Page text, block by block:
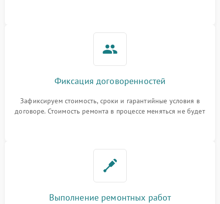
Фиксация договоренностей
Зафиксируем стоимость, сроки и гарантийные условия в
договоре. Стоимость ремонта в процессе меняться не будет
Выполнение ремонтных работ